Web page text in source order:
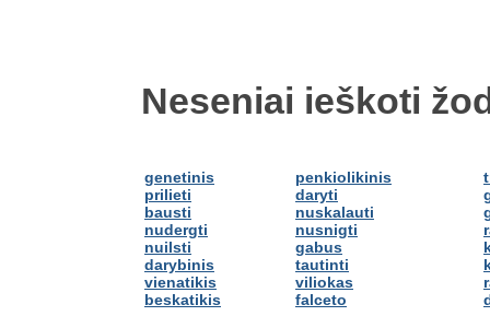
Neseniai ieškoti
genetinis
prilieti
bausti
nudergti
nuilsti
darybinis
vienatikis
beskatikis
penkiolikinis
daryti
nuskalauti
nusnigti
gabus
tautinti
viliokas
falceto